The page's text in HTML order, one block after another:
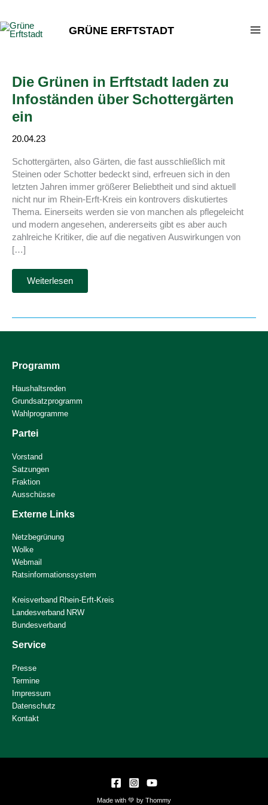
springen
GRÜNE ERFTSTADT
Die Grünen in Erftstadt laden zu
Infoständen über Schottergärten
ein
20.04.23
Schottergärten, also Gärten, die fast ausschließlich mit
Steinen oder Schotter bedeckt sind, erfreuen sich in den
letzten Jahren immer größerer Beliebtheit und sind aktuell
nicht nur im Rhein-Erft-Kreis ein kontrovers diskutiertes
Thema. Einerseits werden sie von manchen als pflegeleicht
und modern angesehen, andererseits gibt es aber auch
zahlreiche Kritiker, die auf die negativen Auswirkungen von
[…]
Die
in
zu
Infoständen
Weiterlesen
Programm
Haushaltsreden
Grundsatzprogramm
Wahlprogramme
Partei
Vorstand
Satzungen
Fraktion
Ausschüsse
Externe Links
Netzbegrünung
Wolke
Webmail
Ratsinformationssystem
Kreisverband Rhein-Erft-Kreis
Landesverband NRW
Bundesverband
Service
Presse
Termine
Impressum
Datenschutz
Kontakt
Made with 💚 by Thommy